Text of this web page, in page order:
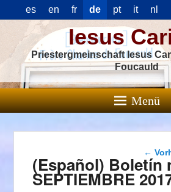
es en fr de pt it nl
Iesus
Priestergmeinschaft Iesus
Foucauld
Menü
←
(Español) Boletín
SEPTIEMBRE